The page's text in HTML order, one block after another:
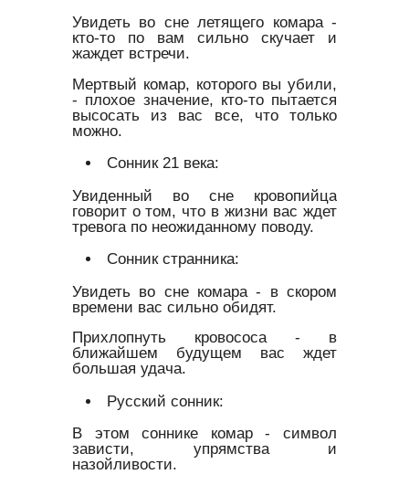
Увидеть во сне летящего комара -
кто-то по вам сильно скучает и
жаждет встречи.
Мертвый комар, которого вы убили,
- плохое значение, кто-то пытается
высосать из вас все, что только
можно.
Сонник 21 века:
Увиденный во сне кровопийца
говорит о том, что в жизни вас ждет
тревога по неожиданному поводу.
Сонник странника:
Увидеть во сне комара - в скором
времени вас сильно обидят.
Прихлопнуть кровососа - в
ближайшем будущем вас ждет
большая удача.
Русский сонник:
В этом соннике комар - символ
зависти, упрямства и
назойливости.